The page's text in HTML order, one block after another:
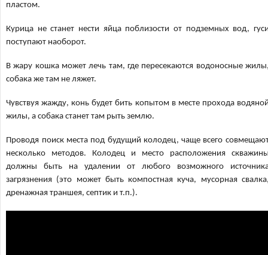
пластом.
Курица не станет нести яйца поблизости от подземных вод,
поступают наоборот.
В жару кошка может лечь там, где пересекаются водоносные
собака же там не ляжет.
Чувствуя жажду, конь будет бить копытом в месте прохода
жилы, а собака станет там рыть землю.
Проводя поиск места под будущий колодец, чаще всего
несколько методов. Колодец и место расположения
должны быть на удалении от любого возможного
загрязнения (это может быть компостная куча, мусорная
дренажная траншея, септик и т.п.).